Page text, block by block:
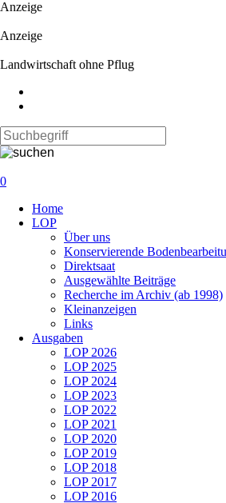
Anzeige
Anzeige
Landwirtschaft ohne Pflug
0
überspringen
Home
LOP
Über uns
Konservierende
Direktsaat
Ausgewählte Beiträge
Recherche im Archiv (ab 1998)
Kleinanzeigen
Links
Ausgaben
LOP 2026
LOP 2025
LOP 2024
LOP 2023
LOP 2022
LOP 2021
LOP 2020
LOP 2019
LOP 2018
LOP 2017
LOP 2016